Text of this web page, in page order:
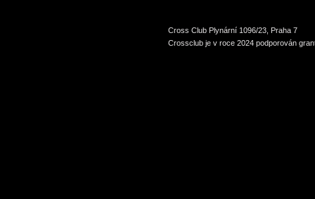
Cross Club Plynární 1096/23, Praha 7
Crossclub je v roce 2024 podporován